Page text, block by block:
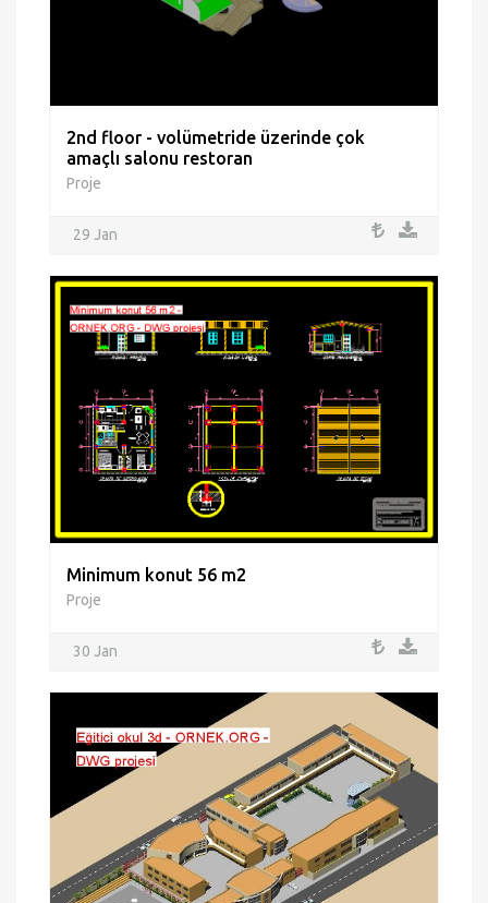
2nd floor - volümetride üzerinde çok
amaçlı salonu restoran
Proje
29 Jan
Minimum konut 56 m2
Proje
30 Jan